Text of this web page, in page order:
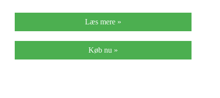
Læs mere »
Køb nu »